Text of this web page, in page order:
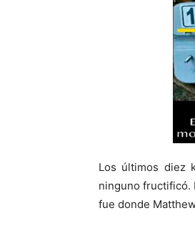
Los últimos diez
ninguno fructificó.
fue donde